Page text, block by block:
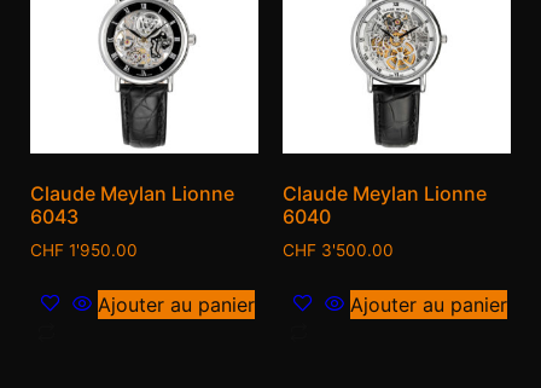
Claude Meylan Lionne
6043
CHF 1'950.00
Ajouter au panier
Claude Meylan Lionne
6040
CHF 3'500.00
Ajouter au panier